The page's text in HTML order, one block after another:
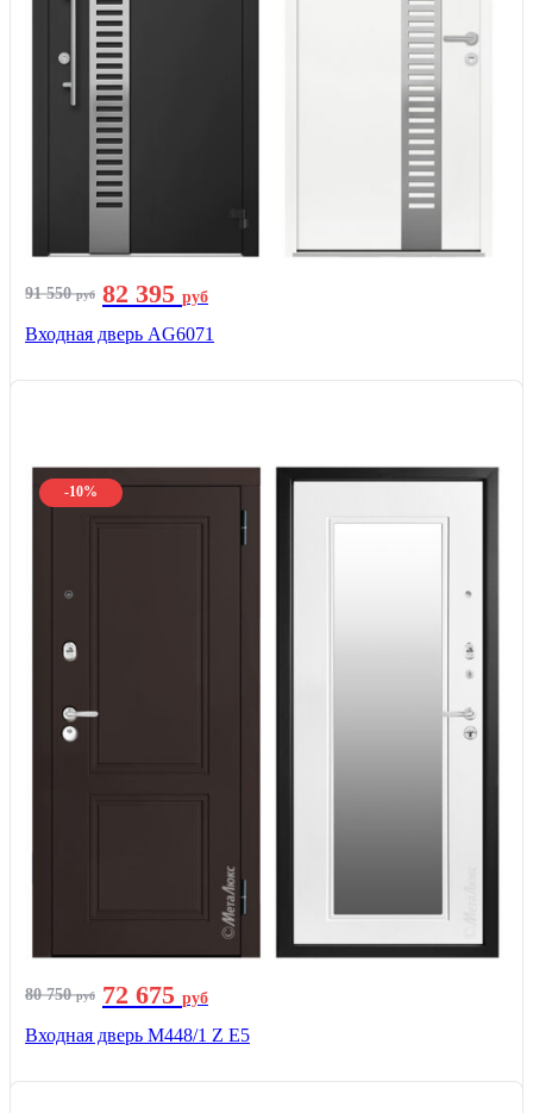
91 550руб 82 395 руб
Входная дверь AG6071
-10%
80 750руб 72 675 руб
Входная дверь М448/1 Z Е5